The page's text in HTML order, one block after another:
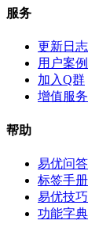
服务
更新日志
用户案例
加入Q群
增值服务
帮助
易优问答
标签手册
易优技巧
功能字典